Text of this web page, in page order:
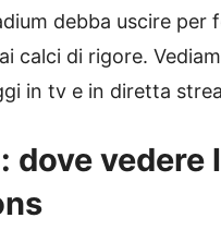
debba uscire
calci di rigore.
in tv e in diretta
vedere